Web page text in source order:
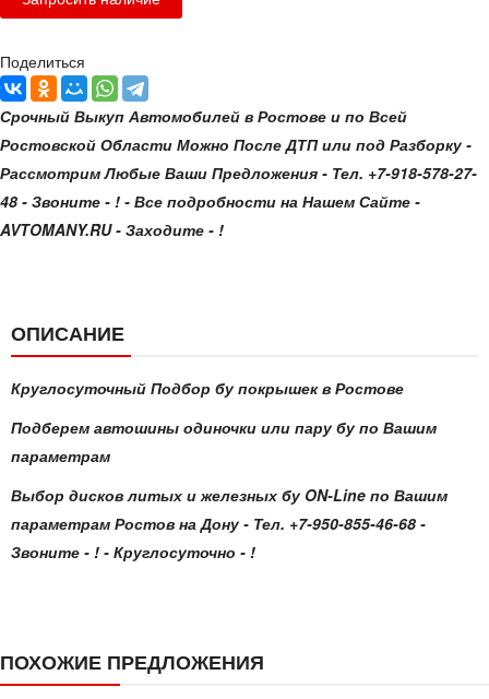
Поделиться
Срочный Выкуп Автомобилей в Ростове и по Всей
Ростовской Области Можно После ДТП или под Разборку -
Рассмотрим Любые Ваши Предложения - Тел. +7-918-578-27-
48 - Звоните - ! - Все подробности на Нашем Сайте -
AVTOMANY.RU - Заходите - !
ОПИСАНИЕ
Круглосуточный Подбор бу покрышек в Ростове
Подберем автошины одиночки или пару бу по Вашим
параметрам
Выбор дисков литых и железных бу ON-Line по Вашим
параметрам Ростов на Дону - Тел. +7-950-855-46-68 -
Звоните - ! - Круглосуточно - !
ПОХОЖИЕ ПРЕДЛОЖЕНИЯ